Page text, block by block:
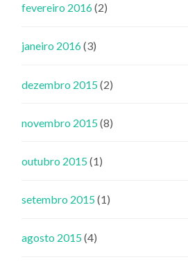
fevereiro 2016(2)
janeiro 2016(3)
dezembro 2015(2)
novembro 2015(8)
outubro 2015(1)
setembro 2015(1)
agosto 2015(4)